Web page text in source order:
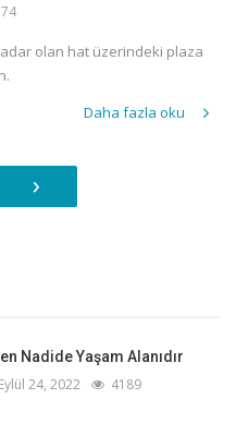
olan hat üzerindeki plaza
Daha fazla oku
›
Nadide Yaşam Alanıdır
Eylül 24, 2022 4189